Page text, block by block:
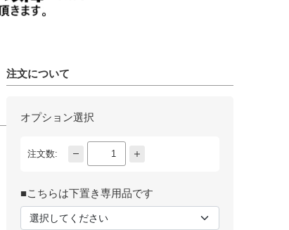
注文について
オプション選択
注文数:
■こちらは下置き専用品です